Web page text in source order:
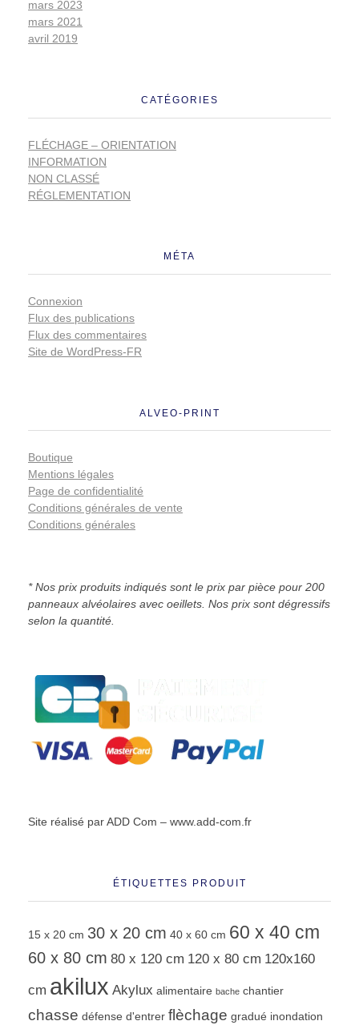
mars 2023
mars 2021
avril 2019
CATÉGORIES
FLÉCHAGE – ORIENTATION
INFORMATION
NON CLASSÉ
RÉGLEMENTATION
MÉTA
Connexion
Flux des publications
Flux des commentaires
Site de WordPress-FR
ALVEO-PRINT
Boutique
Mentions légales
Page de confidentialité
Conditions générales de vente
Conditions générales
* Nos prix produits indiqués sont le prix par pièce pour 200
panneaux alvéolaires avec oeillets. Nos prix sont dégressifs
selon la quantité.
Site réalisé par ADD Com – www.add-com.fr
ÉTIQUETTES PRODUIT
15 x 20 cm 30 x 20 cm 40 x 60 cm 60 x 40 cm
60 x 80 cm 80 x 120 cm 120 x 80 cm 120x160
cm akilux Akylux alimentaire bache chantier
chasse défense d'entrer flèchage gradué inondation